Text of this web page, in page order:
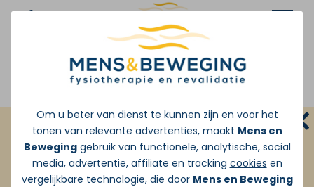
Om u beter van dienst te kunnen zijn en voor het
tonen van relevante advertenties, maakt Mens en
Beweginggebruik van functionele, analytische, social
media, advertentie, affiliate en tracking cookies en
vergelijkbare technologie, die door Mens en Beweging
Afspraak maken
GRATIS INLOOPSPREEKUUR:Zonder
doorverwijzing van de huisarts
JA ik wil vandaag Gratis pijnadvies